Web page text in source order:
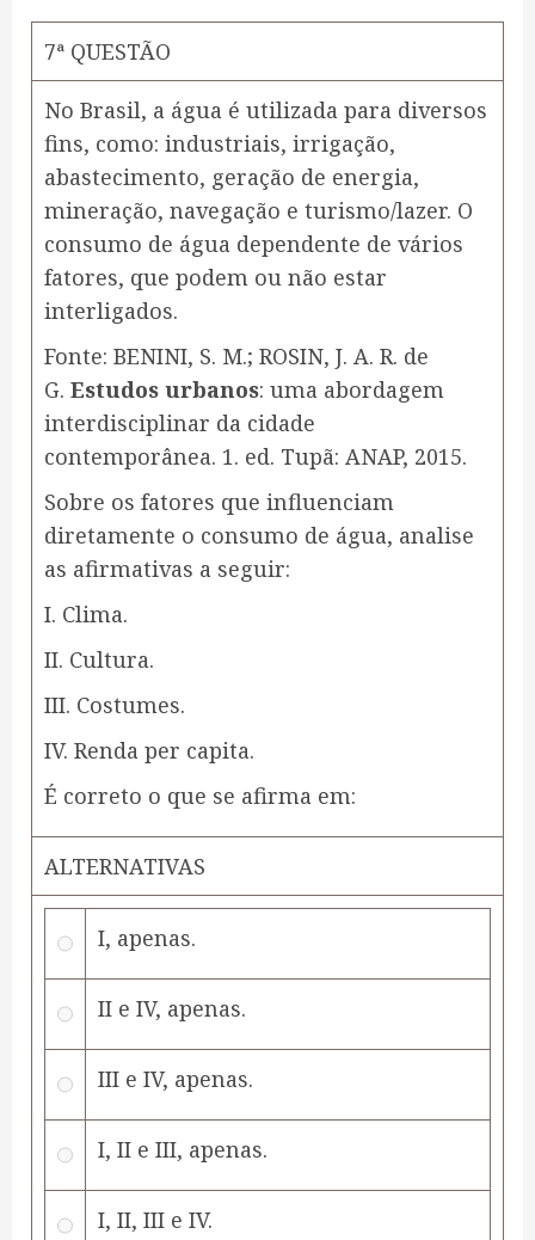
7ª QUESTÃO
No Brasil, a água é utilizada para diversos
fins, como: industriais, irrigação,
abastecimento, geração de energia,
mineração, navegação e turismo/lazer. O
consumo de água dependente de vários
fatores, que podem ou não estar
interligados.
Fonte: BENINI, S. M.; ROSIN, J. A. R. de
G. Estudos urbanos: uma abordagem
interdisciplinar da cidade
contemporânea. 1. ed. Tupã: ANAP, 2015.
Sobre os fatores que influenciam
diretamente o consumo de água, analise
as afirmativas a seguir:
I. Clima.
II. Cultura.
III. Costumes.
IV. Renda per capita.
É correto o que se afirma em:
ALTERNATIVAS
I, apenas.
II e IV, apenas.
III e IV, apenas.
I, II e III, apenas.
I, II, III e IV.